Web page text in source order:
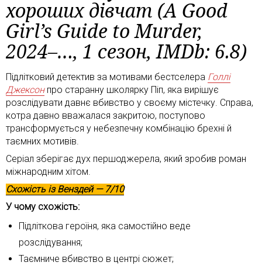
хороших дівчат (A Good
Girl’s Guide to Murder,
2024–…, 1 сезон, IMDb: 6.8)
Підлітковий детектив за мотивами бестселера Голлі
Джексонпро старанну школярку Піп, яка вирішує
розслідувати давнє вбивство у своєму містечку. Справа,
котра давно вважалася закритою, поступово
трансформується у небезпечну комбінацію брехні й
таємних мотивів.
Серіал зберігає дух першоджерела, який зробив роман
міжнародним хітом.
Схожість ізВенздей— 7/10
У чому схожість:
Підліткова героїня, яка самостійно веде
розслідування;
Таємниче вбивство в центрі сюжет;